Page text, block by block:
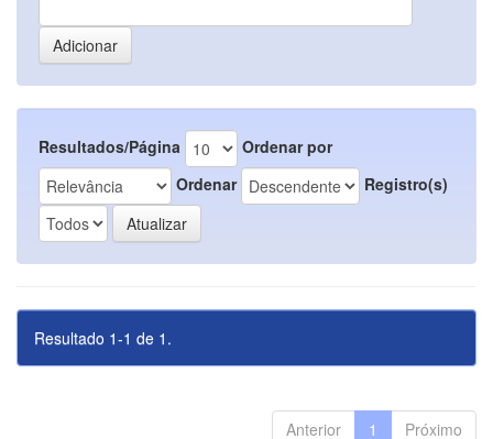
Resultados/Página
Ordenar por
Ordenar
Registro(s)
Resultado 1-1 de 1.
Anterior 1 Próximo